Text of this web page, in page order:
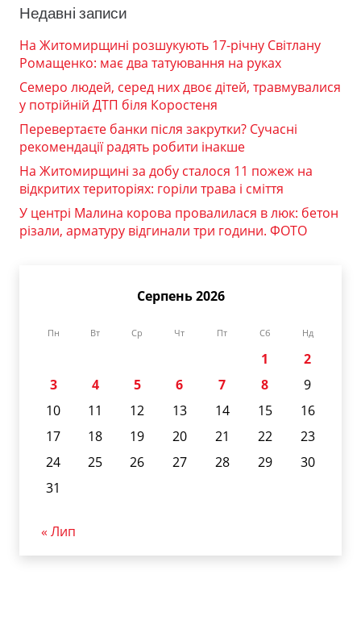
Недавні записи
На Житомирщині розшукують 17-річну Світлану
Ромащенко: має два татуювання на руках
Семеро людей, серед них двоє дітей, травмувалися
у потрійній ДТП біля Коростеня
Перевертаєте банки після закрутки? Сучасні
рекомендації радять робити інакше
На Житомирщині за добу сталося 11 пожеж на
відкритих територіях: горіли трава і сміття
У центрі Малина корова провалилася в люк: бетон
різали, арматуру відгинали три години. ФОТО
Серпень 2026
Пн Вт Ср Чт Пт Сб Нд
1
2
3
4 5 6 7 8
9
10
11 12 13 14 15
16
17
18 19 20 21 22
23
24
25 26 27 28 29
30
31
« Лип